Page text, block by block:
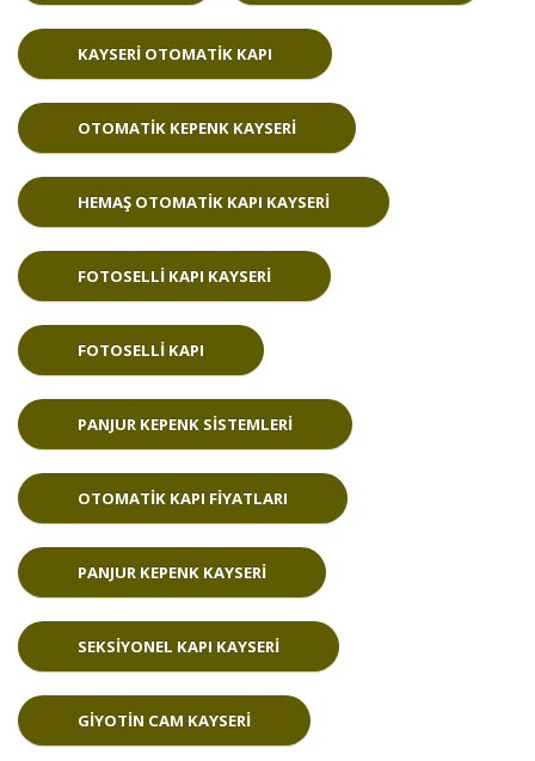
KAYSERI OTOMATIK KAPI
OTOMATIK KEPENK KAYSERI
HEMAŞ OTOMATIK KAPI KAYSERI
FOTOSELLI KAPI KAYSERI
FOTOSELLI KAPI
PANJUR KEPENK SISTEMLERI
OTOMATIK KAPI FIYATLARI
PANJUR KEPENK KAYSERI
SEKSIYONEL KAPI KAYSERI
GIYOTIN CAM KAYSERI